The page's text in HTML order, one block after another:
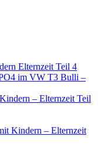
Elternzeit Teil 4
im VW T3 Bulli –
– Elternzeit Teil
Kindern – Elternzeit